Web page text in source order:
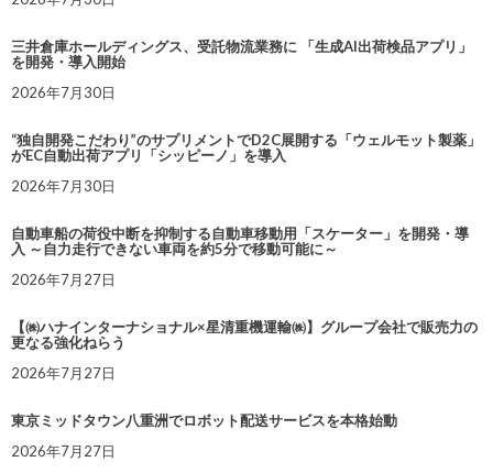
三井倉庫ホールディングス、受託物流業務に 「生成AI出荷検品アプリ」
を開発・導入開始
2026年7月30日
“独自開発こだわり”のサプリメントでD2C展開する「ウェルモット製薬」
がEC自動出荷アプリ「シッピーノ」を導入
2026年7月30日
自動車船の荷役中断を抑制する自動車移動用「スケーター」を開発・導
入 ～自力走行できない車両を約5分で移動可能に～
2026年7月27日
【㈱ハナインターナショナル×星清重機運輸㈱】グループ会社で販売力の
更なる強化ねらう
2026年7月27日
東京ミッドタウン八重洲でロボット配送サービスを本格始動
2026年7月27日